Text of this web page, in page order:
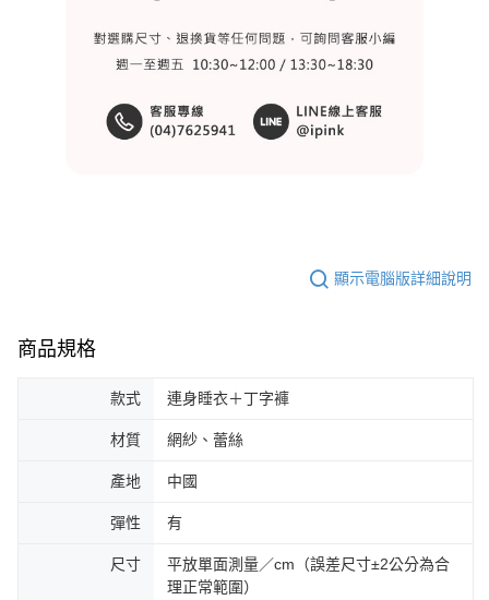
顯示電腦版詳細說明
商品規格
款式 連身睡衣＋丁字褲
材質 網紗、蕾絲
產地 中國
彈性 有
尺寸
平放單面測量／cm（誤差尺寸±2公分為合
理正常範圍）